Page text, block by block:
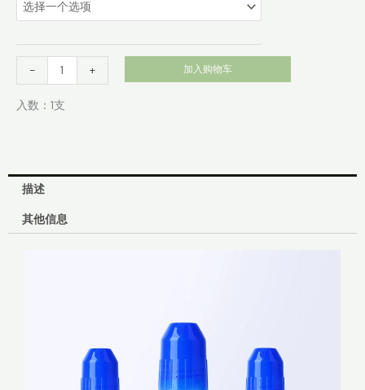
¥2.00
至
¥5.80
-
办
用
水
学
胶
水
强
力
+ 加入购物车
入数：1支
描述
其他信息